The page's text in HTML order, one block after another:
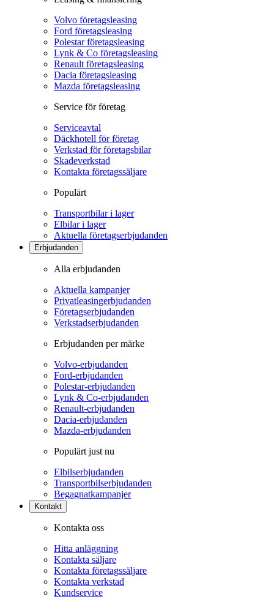
Volvo företagsleasing
Ford företagsleasing
Polestar företagsleasing
Lynk & Co företagsleasing
Renault företagsleasing
Dacia företagsleasing
Mazda företagsleasing
Service för företag
Serviceavtal
Däckhotell för företag
Verkstad för företagsbilar
Skadeverkstad
Kontakta företagssäljare
Populärt
Transportbilar i lager
Elbilar i lager
Aktuella företagserbjudanden
Erbjudanden
Alla erbjudanden
Aktuella kampanjer
Privatleasingerbjudanden
Företagserbjudanden
Verkstadserbjudanden
Erbjudanden per märke
Volvo-erbjudanden
Ford-erbjudanden
Polestar-erbjudanden
Lynk & Co-erbjudanden
Renault-erbjudanden
Dacia-erbjudanden
Mazda-erbjudanden
Populärt just nu
Elbilserbjudanden
Transportbilserbjudanden
Begagnatkampanjer
Kontakt
Kontakta oss
Hitta anläggning
Kontakta säljare
Kontakta företagssäljare
Kontakta verkstad
Kundservice